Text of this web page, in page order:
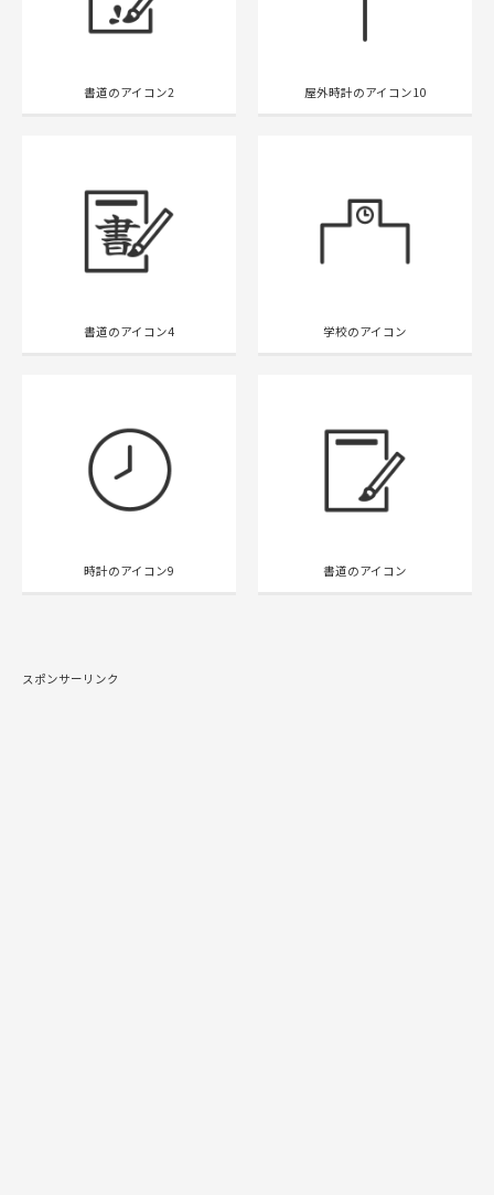
書道のアイコン2 屋外時計のアイコン10
書道のアイコン4 学校のアイコン
時計のアイコン9 書道のアイコン
スポンサーリンク